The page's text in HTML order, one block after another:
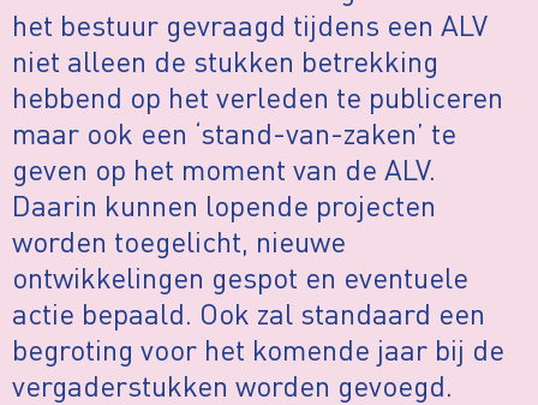
het bestuur gevraagd tijdens een ALV
niet alleen de stukken betrekking
hebbend op het verleden te publiceren
maar ook een ‘stand-van-zaken’ te
geven op het moment van de ALV.
Daarin kunnen lopende projecten
worden toegelicht, nieuwe
ontwikkelingen gespot en eventuele
actie bepaald. Ook zal standaard een
begroting voor het komende jaar bij de
vergaderstukken worden gevoegd.